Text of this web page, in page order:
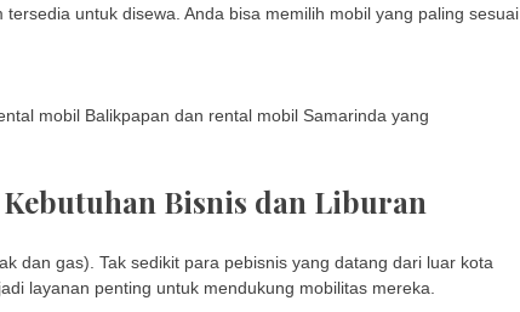
untuk disewa. Anda bisa memilih mobil yang paling sesuai
mobil Balikpapan dan rental mobil Samarinda yang
Bisnis dan Liburan
dan gas). Tak sedikit para pebisnis yang datang dari luar kota
layanan penting untuk mendukung mobilitas mereka.